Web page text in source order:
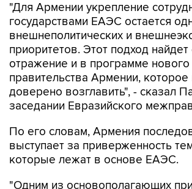
"Для Армении укрепление
государствами ЕАЭС остается
внешнеполитических и
приоритетов. Этот подход найдет
отражение и в программе нового
правительства Армении, которое
доверено возглавить", - сказал
заседании Евразийского
По его словам, Армения
выступает за приверженность
которые лежат в основе ЕАЭС.
"Одним из основополагающих